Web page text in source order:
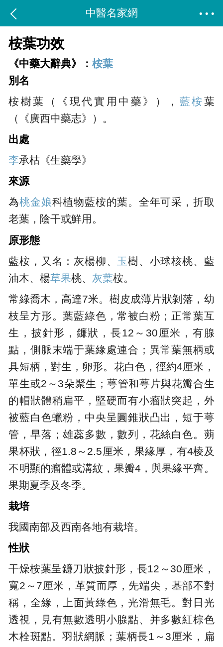
中醫名家網
桉葉功效
《中藥大辭典》：桉葉
別名
桉樹葉（《現代實用中藥》）， 藍桉 葉
（《廣西中藥志》）。
出處
李承枯《生藥學》
來源
為桃金娘科植物藍桉的葉。全年可采，折取
老葉，陰干或鮮用。
原形態
藍桉，又名：灰楊柳、 玉樹、小球核桃、藍
油木、楊草果桃、 灰葉桉。
常綠喬木，高達7米。樹皮成薄片狀剝落，幼
枝呈方形。葉藍綠色，常被白粉；正常葉互
生，披針形，鐮狀，長12～30厘米，有腺
點，側脈末端于葉緣處連合；異常葉無柄或
具短柄，對生，卵形。花白色，徑約4厘米，
單生或2～3朵聚生；萼管和萼片與花瓣合生
的帽狀體稍扁平，堅硬而有小瘤狀突起，外
被藍白色蠟粉，中央呈圓錐狀凸出，短于萼
管，早落；雄蕊多數，數列，花絲白色。蒴
果杯狀，徑1.8～2.5厘米，果緣厚，有4棱及
不明顯的瘤體或溝紋，果瓣4，與果緣平齊。
果期夏季及冬季。
栽培
我國南部及西南各地有栽培。
性狀
干燥桉葉呈鐮刀狀披針形，長12～30厘米，
寬2～7厘米，革質而厚，先端尖，基部不對
稱，全緣，上面黃綠色，光滑無毛。對日光
透視，見有無數透明小腺點、并多數紅棕色
木栓斑點。羽狀網脈；葉柄長1～3厘米，扁